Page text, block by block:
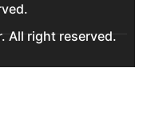
All right reserved.